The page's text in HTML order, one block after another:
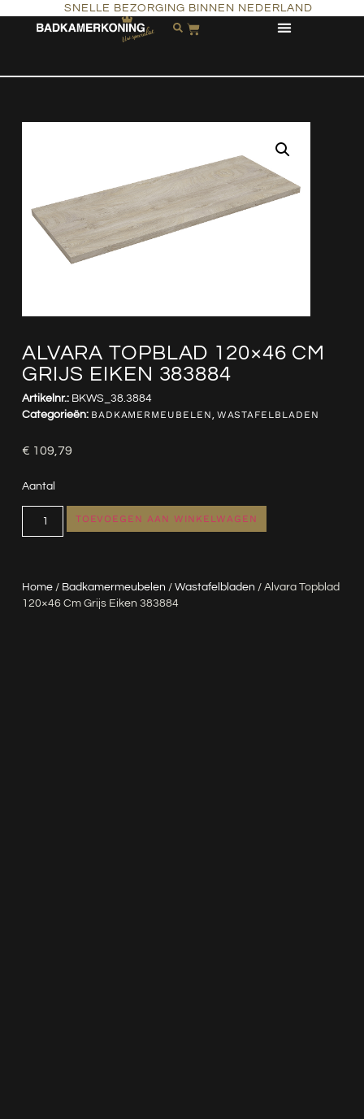
SNELLE BEZORGING BINNEN NEDERLAND
ALVARA TOPBLAD 120×46 CM
GRIJS EIKEN 383884
Home/ Badkamermeubelen / Wastafelbladen / Alvara Topblad
120×46 Cm Grijs Eiken 383884
Artikelnr.: BKWS_38.3884
Categorieën: BADKAMERMEUBELEN, WASTAFELBLADEN
€ 109,79
Aantal
TOEVOEGEN AAN WINKELWAGEN